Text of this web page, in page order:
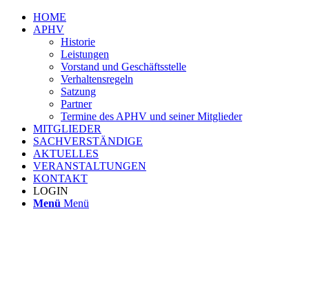
HOME
APHV
Historie
Leistungen
Vorstand und Geschäftsstelle
Verhaltensregeln
Satzung
Partner
Termine des APHV und seiner Mitglieder
MITGLIEDER
SACHVERSTÄNDIGE
AKTUELLES
VERANSTALTUNGEN
KONTAKT
LOGIN
Menü Menü